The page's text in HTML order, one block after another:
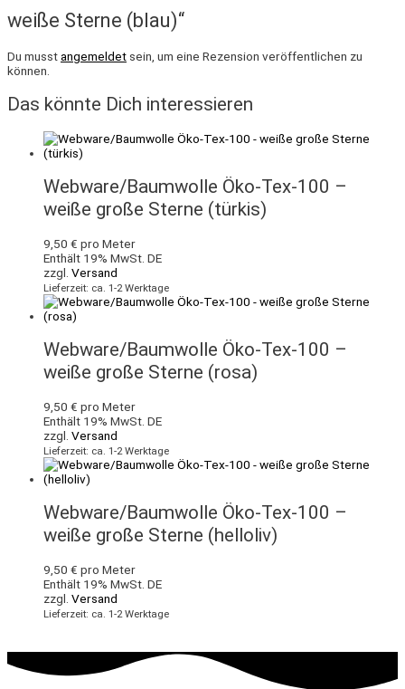
weiße Sterne (blau)“
Du musstangemeldet sein, um eine Rezension veröffentlichen zu
können.
Das könnte Dich interessieren
Webware/Baumwolle Öko-Tex-100 –
weiße große Sterne (türkis)
9,50 € pro Meter
Enthält 19% MwSt. DE
zzgl. Versand
Lieferzeit: ca. 1-2 Werktage
Webware/Baumwolle Öko-Tex-100 –
weiße große Sterne (rosa)
9,50 € pro Meter
Enthält 19% MwSt. DE
zzgl. Versand
Lieferzeit: ca. 1-2 Werktage
Webware/Baumwolle Öko-Tex-100 –
weiße große Sterne (helloliv)
9,50 € pro Meter
Enthält 19% MwSt. DE
zzgl. Versand
Lieferzeit: ca. 1-2 Werktage